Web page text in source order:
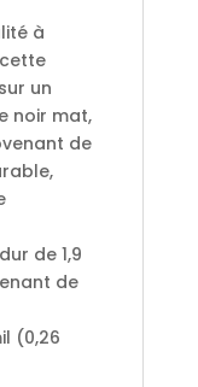
à
un
noir mat,
de
de 1,9
de
(0,26